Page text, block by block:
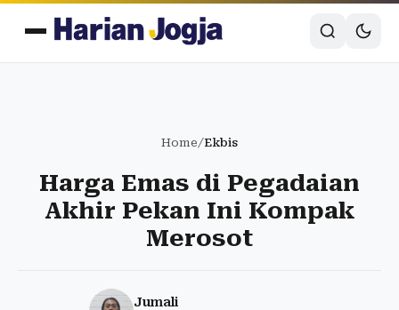
Home/Ekbis
Harga Emas di Pegadaian
Akhir Pekan Ini Kompak
Merosot
Jumali